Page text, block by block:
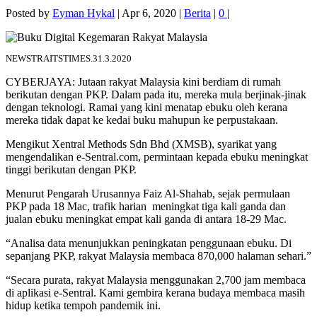
Posted by Eyman Hykal | Apr 6, 2020 | Berita | 0 |
NEWSTRAITSTIMES.31.3.2020
CYBERJAYA: Jutaan rakyat Malaysia kini berdiam di rumah
berikutan dengan PKP. Dalam pada itu, mereka mula berjinak-jinak
dengan teknologi. Ramai yang kini menatap ebuku oleh kerana
mereka tidak dapat ke kedai buku mahupun ke perpustakaan.
Mengikut Xentral Methods Sdn Bhd (XMSB), syarikat yang
mengendalikan e-Sentral.com, permintaan kepada ebuku meningkat
tinggi berikutan dengan PKP.
Menurut Pengarah Urusannya Faiz Al-Shahab, sejak permulaan
PKP pada 18 Mac, trafik harian meningkat tiga kali ganda dan
jualan ebuku meningkat empat kali ganda di antara 18-29 Mac.
“Analisa data menunjukkan peningkatan penggunaan ebuku. Di
sepanjang PKP, rakyat Malaysia membaca 870,000 halaman sehari.”
“Secara purata, rakyat Malaysia menggunakan 2,700 jam membaca
di aplikasi e-Sentral. Kami gembira kerana budaya membaca masih
hidup ketika tempoh pandemik ini.